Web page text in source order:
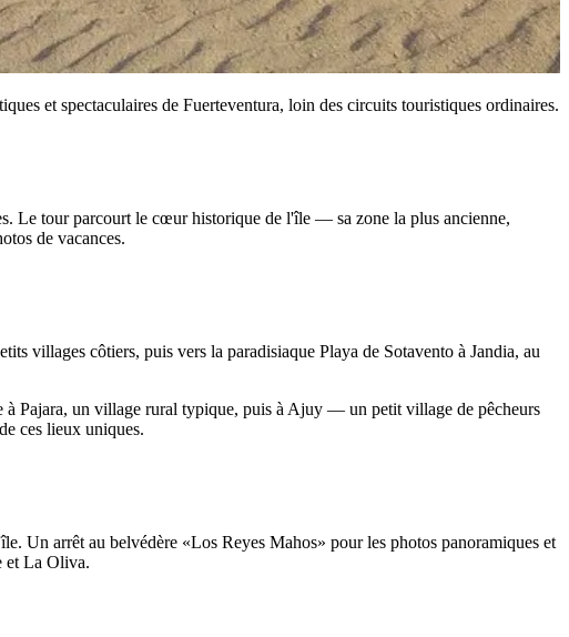
et spectaculaires de Fuerteventura, loin des circuits touristiques ordinaires.
Le tour parcourt le cœur historique de l'île — sa zone la plus ancienne,
de vacances.
villages côtiers, puis vers la paradisiaque Playa de Sotavento à Jandia, au
à Pajara, un village rural typique, puis à Ajuy — un petit village de pêcheurs
ces lieux uniques.
Un arrêt au belvédère «Los Reyes Mahos» pour les photos panoramiques et
et La Oliva.